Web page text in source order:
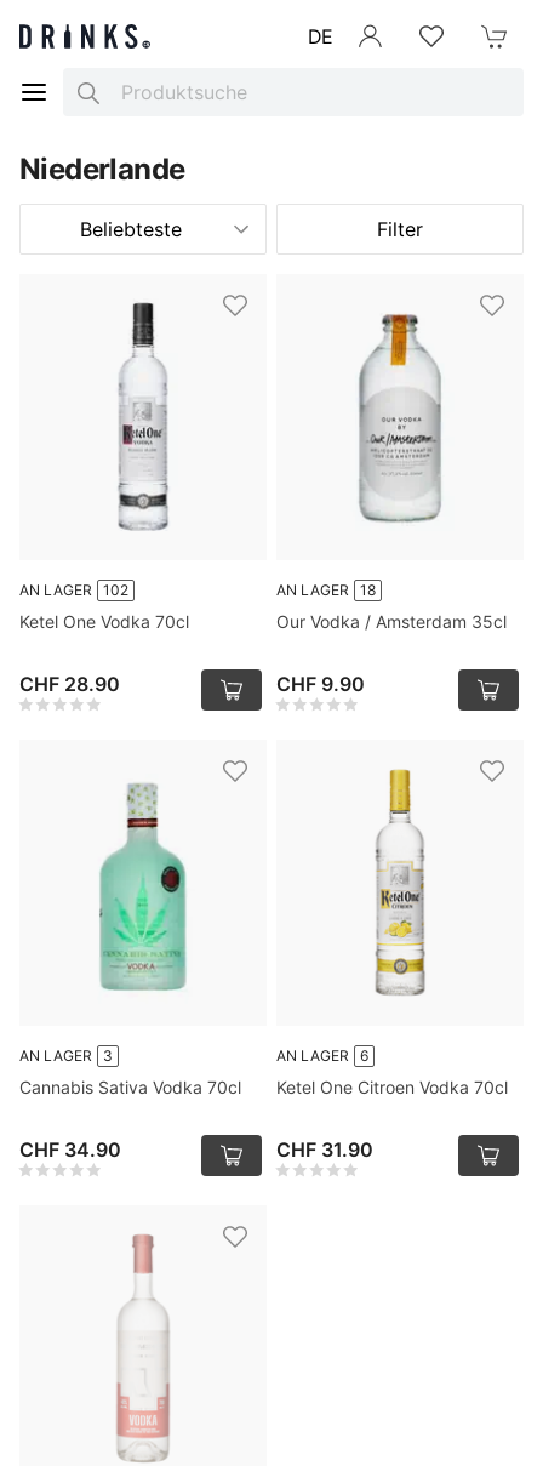
DE
Search
Niederlande
Beliebteste Filter
AN LAGER 102
Ketel One Vodka 70cl
CHF 28.90
AN LAGER 18
Our Vodka / Amsterdam 35cl
CHF 9.90
AN LAGER 3
Cannabis Sativa Vodka 70cl
CHF 34.90
AN LAGER 6
Ketel One Citroen Vodka 70cl
CHF 31.90